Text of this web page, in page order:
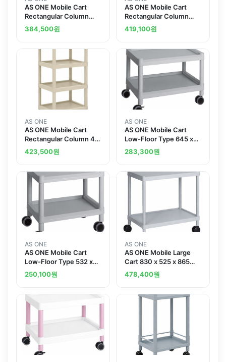
AS ONE Mobile Cart
Rectangular Column
Type 3 Sages 675 x 435
x 850 MC42
384,500원
AS ONE Mobile Cart
Rectangular Column
Type 3 Sages 690 x 435
x 900 MC41
419,100원
AS ONE
AS ONE Mobile Cart
Rectangular Column 4
Stages 675 x 435 x 1106
403-I
423,500원
AS ONE
AS ONE Mobile Cart
Low-Floor Type 645 x
447 x 492 Gray MC20
283,300원
AS ONE
AS ONE Mobile Cart
Low-Floor Type 532 x
368 x 500 Gray MC10
250,100원
AS ONE
AS ONE Mobile Large
Cart 830 x 525 x 865
mm
478,400원